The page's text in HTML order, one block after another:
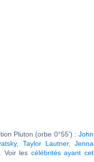
Pluton (orbe 0°55') : John
, Taylor Lautner,Jenna
Voir les célébrités ayant cet